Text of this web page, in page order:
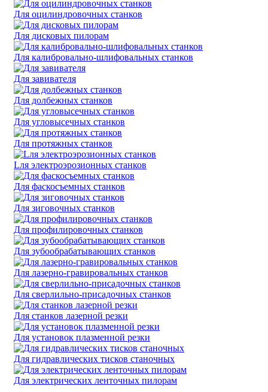
Для оцилиндровочных станков
Для дисковых пилорам
Для калибровально-шлифовальных станков
Для завивателя
Для долбежных станков
Для угловысечных станков
Для протяжных станков
Lля электроэрозионных станков
Для фаскосъемных станков
Для зиговочных станков
Для профилировочных станков
Для зубообрабатывающих станков
Для лазерно-гравировальных станков
Для сверлильно-присадочных станков
Для станков лазерной резки
Для установок плазменной резки
Для гидравлических тисков станочных
Для электрических ленточных пилорам